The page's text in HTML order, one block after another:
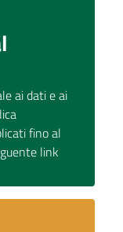
ai dati e ai
fino al
link